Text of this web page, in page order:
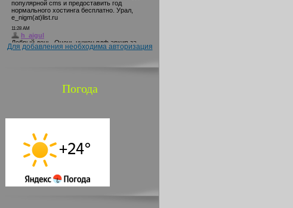
Для добавления необходима авторизация
Погода